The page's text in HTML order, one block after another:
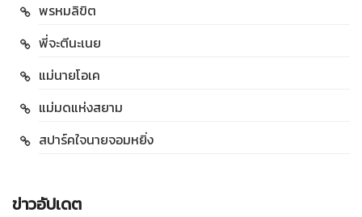
พรหมลิขิต
พี่จะตีนะเนย
แม่นายโอเค
แม่มดแห่งสยาม
สปาร์คใจนายจอมหยิ่ง
ข่าวอัปเดต